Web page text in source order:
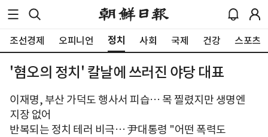
조선경제 오피니언 정치 사회 국제 건강 스포츠
'혐오의 정치' 칼날에 쓰러진 야당 대표
이재명, 부산 가덕도 행사서 피습… 목 찔렸지만 생명엔
지장 없어
반복되는 정치 테러 비극… 尹대통령 "어떤 폭력도